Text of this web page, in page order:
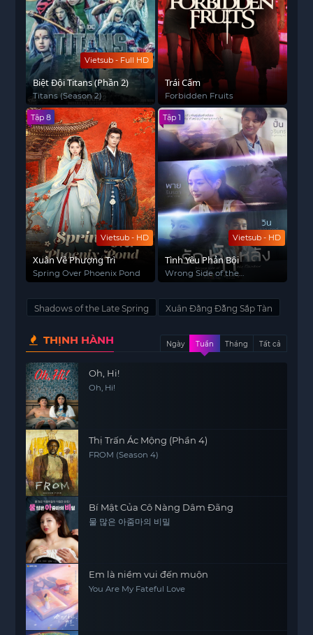
Vietsub - Full HD
Biệt Đội Titans (Phần 2)
Titans (Season 2)
Trái Cấm
Forbidden Fruits
Vietsub - HD
Tập 8
Xuân Về Phượng Trì
Spring Over Phoenix Pond
Vietsub - HD
Tập 1
Tình Yêu Phản Bội
Wrong Side of the
Shadows of the Late Spring Xuân Đằng Đẵng Sắp Tàn
THỊNH HÀNH Ngày Tuần Tháng Tất cả
Oh, Hi!
Oh, Hi!
Thị Trấn Ác Mộng (Phần 4)
FROM (Season 4)
Bí Mật Của Cô Nàng Dâm Đãng
물 많은 아줌마의 비밀
Em là niềm vui đến muộn
You Are My Fateful Love